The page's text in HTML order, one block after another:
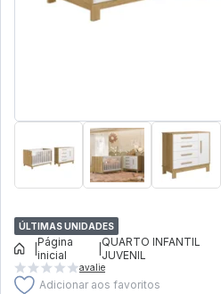
ÚLTIMAS UNIDADES
|Página
inicial
QUARTO INFANTIL
JUVENIL
avalie
Adicionar aos favoritos